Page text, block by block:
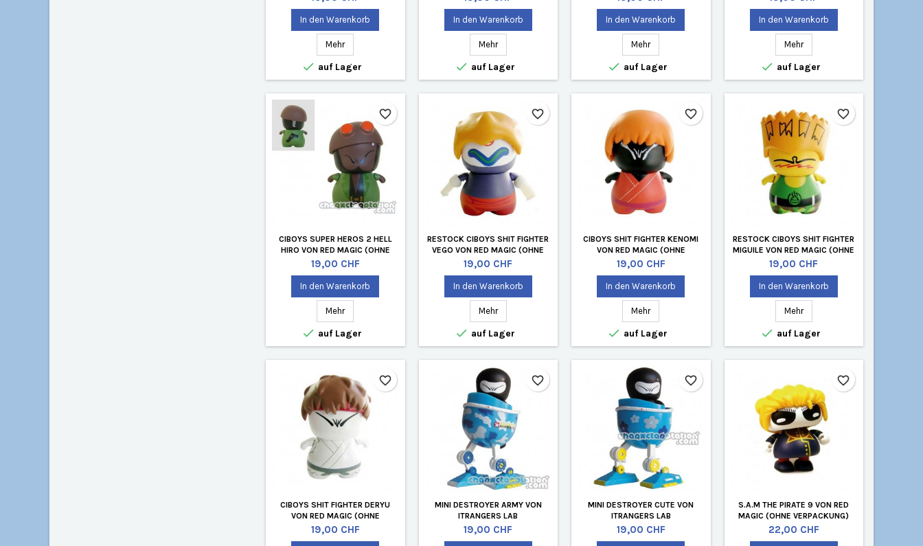
In den Warenkorb
Mehr
 auf Lager
In den Warenkorb
Mehr
 auf Lager
In den Warenkorb
Mehr
 auf Lager
In den Warenkorb
Mehr
 auf Lager
CIBOYS SUPER HEROS 2 HELL
HIRO VON RED MAGIC (OHNE
VERPACKUNG)
Preis
19,00 CHF
In den Warenkorb
Mehr
 auf Lager
favorite_border
RESTOCK CIBOYS SHIT FIGHTER
VEGO VON RED MAGIC (OHNE
VERPACKUNG)
Preis
19,00 CHF
In den Warenkorb
Mehr
 auf Lager
favorite_border
CIBOYS SHIT FIGHTER KENOMI
VON RED MAGIC (OHNE
VERPACKUNG)
Preis
19,00 CHF
In den Warenkorb
Mehr
 auf Lager
favorite_border
RESTOCK CIBOYS SHIT FIGHTER
MIGUILE VON RED MAGIC (OHNE
VERPACKUNG)
Preis
19,00 CHF
In den Warenkorb
Mehr
 auf Lager
favorite_border
CIBOYS SHIT FIGHTER DERYU
VON RED MAGIC (OHNE
VERPACKUNG)
Preis
19,00 CHF
favorite_border
MINI DESTROYER ARMY VON
ITRANGERS LAB
Preis
19,00 CHF
favorite_border
MINI DESTROYER CUTE VON
ITRANGERS LAB
Preis
19,00 CHF
favorite_border
S.A.M THE PIRATE 9 VON RED
MAGIC (OHNE VERPACKUNG)
Preis
22,00 CHF
favorite_border